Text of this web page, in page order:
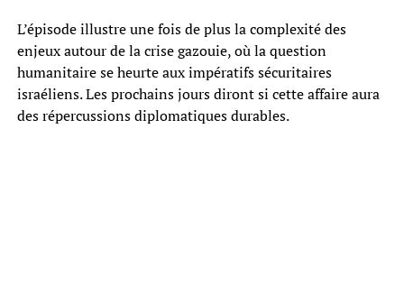
L’épisode illustre une fois de plus la complexité des
enjeux autour de la crise gazouie, où la question
humanitaire se heurte aux impératifs sécuritaires
israéliens. Les prochains jours diront si cette affaire aura
des répercussions diplomatiques durables.